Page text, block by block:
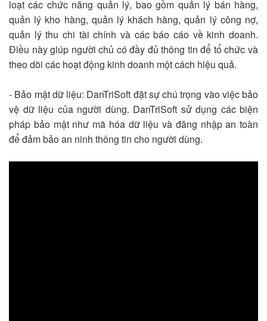
loạt các chức năng quản lý, bao gồm quản lý bán hàng,
quản lý kho hàng, quản lý khách hàng, quản lý công nợ,
quản lý thu chi tài chính và các báo cáo về kinh doanh.
Điều này giúp người chủ có đầy đủ thông tin để tổ chức và
theo dõi các hoạt động kinh doanh một cách hiệu quả.
- Bảo mật dữ liệu: DanTriSoft đặt sự chú trọng vào việc bảo
vệ dữ liệu của người dùng. DanTriSoft sử dụng các biện
pháp bảo mật như mã hóa dữ liệu và đăng nhập an toàn
để đảm bảo an ninh thông tin cho người dùng.